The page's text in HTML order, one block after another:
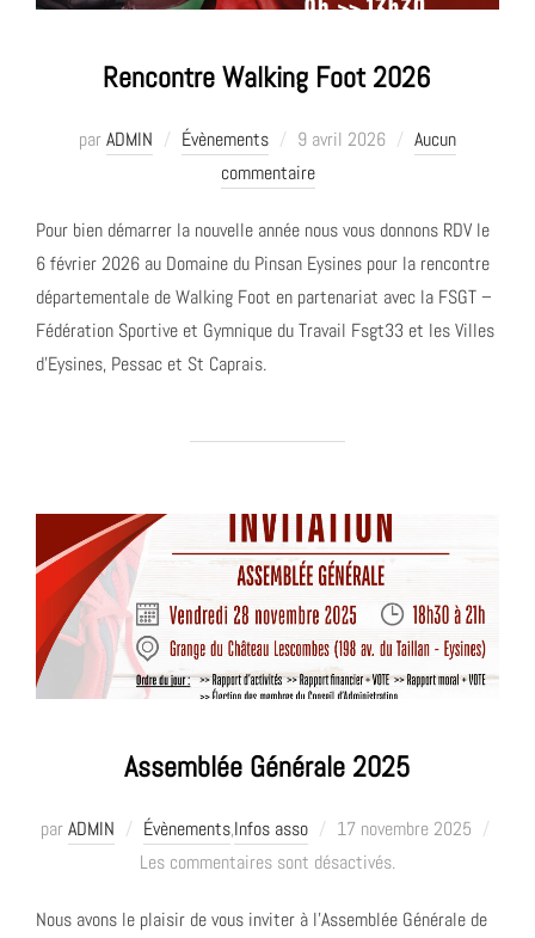
Rencontre Walking Foot 2026
parADMIN Évènements
Publié
le
9 avril 2026
Aucun
commentaire
Pour bien démarrer la nouvelle année nous vous donnons RDV le
6 février 2026 au Domaine du Pinsan Eysines pour la rencontre
départementale de Walking Foot en partenariat avec la FSGT –
Fédération Sportive et Gymnique du Travail Fsgt33 et les Villes
d’Eysines, Pessac et St Caprais.
Assemblée Générale 2025
parADMIN Évènements,Infos asso
Publié
le
17 novembre 2025
Les commentaires sont désactivés.
Nous avons le plaisir de vous inviter à l’Assemblée Générale de